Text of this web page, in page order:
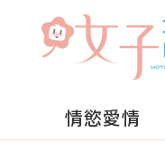
情慾愛情